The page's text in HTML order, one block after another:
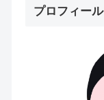
プロフィール